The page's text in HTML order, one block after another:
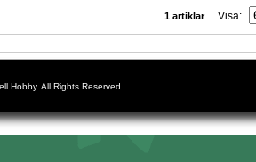
1 artiklar Visa
Hobby. All Rights Reserved.